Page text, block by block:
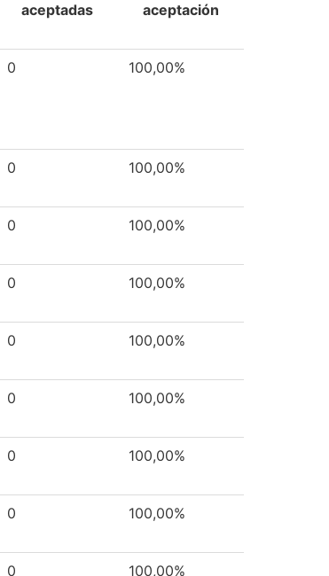
aceptadas
aceptación
0 100,00%
0 100,00%
0 100,00%
0 100,00%
0 100,00%
0 100,00%
0 100,00%
0 100,00%
0 100,00%